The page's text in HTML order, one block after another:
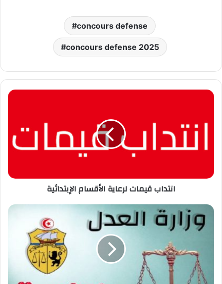
concours defense
concours defense 2025
انتداب
الأقسام
الإبتدائية
انتداب قيمات لرعاية الأقسام الإبتدائية
مناظرة